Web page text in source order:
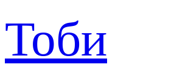
Тоби